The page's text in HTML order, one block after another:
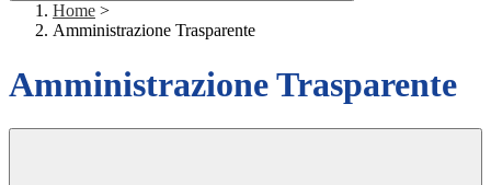
Home >
Amministrazione Trasparente
Amministrazione Trasparente